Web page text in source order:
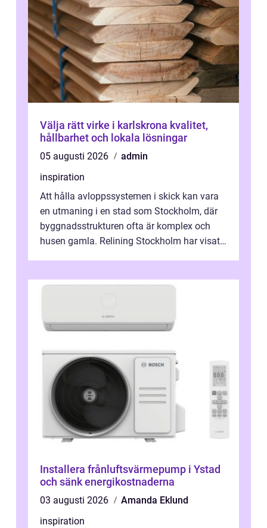
Välja rätt virke i karlskrona kvalitet,
hållbarhet och lokala lösningar
05 augusti 2026
admin
inspiration
Att hålla avloppssystemen i skick kan vara
en utmaning i en stad som Stockholm, där
byggnadsstrukturen ofta är komplex och
husen gamla. Relining Stockholm har visat
Installera frånluftsvärmepump i Ystad
och sänk energikostnaderna
03 augusti 2026
Amanda Eklund
inspiration